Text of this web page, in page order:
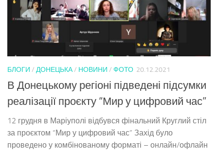
БЛОГИ / ДОНЕЦЬКА/ НОВИНИ / ФОТО 20.12.2021
В Донецькому регіоні підведені підсумки
реалізації проєкту “Мир у цифровий час”
12 грудня в Маріуполі відбувся фінальний Круглий стіл
за проєктом “Мир у цифровий час” Захід було
проведено у комбінованому форматі – онлайн/офлайн